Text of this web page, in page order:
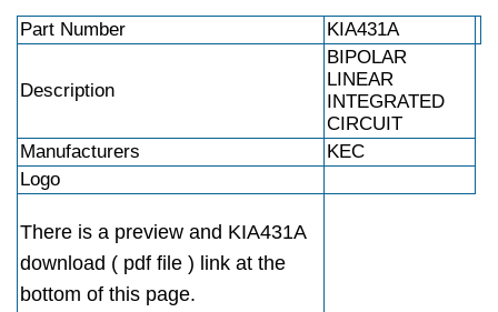
Part Number KIA431A
Description
BIPOLAR
LINEAR
INTEGRATED
CIRCUIT
Manufacturers
KEC
Logo
There is a preview and KIA431A
download ( pdf file ) link at the
bottom of this page.